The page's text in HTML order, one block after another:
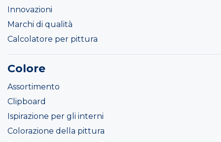
Innovazioni
Marchi di qualità
Calcolatore per pittura
Colore
Assortimento
Clipboard
Ispirazione per gli interni
Colorazione della pittura